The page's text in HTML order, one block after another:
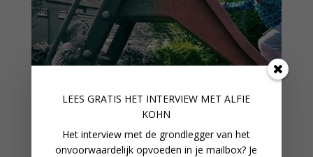
LEES GRATIS HET INTERVIEW MET ALFIE
KOHN
Het interview met de grondlegger van het
onvoorwaardelijk opvoeden in je mailbox? Je